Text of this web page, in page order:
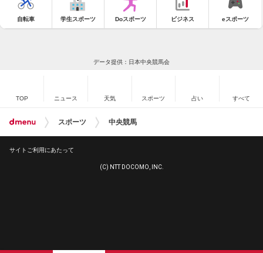
自転車 学生スポーツ Doスポーツ ビジネス eスポーツ
データ提供：日本中央競馬会
TOP ニュース 天気 スポーツ 占い すべて
スポーツ 中央競馬
サイトご利用にあたって
(C) NTT DOCOMO, INC.